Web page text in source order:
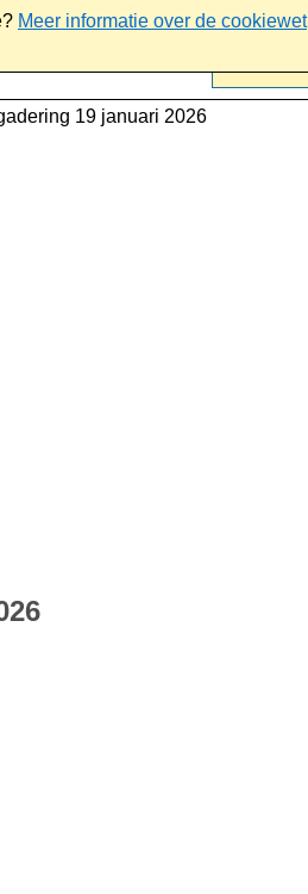
Meer informatie over de cookiewet
19 januari 2026